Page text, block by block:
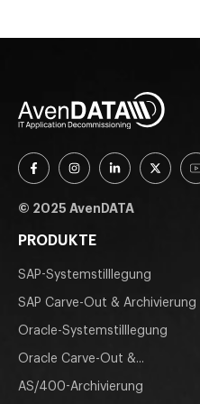
© 2025 AvenDATA
PRODUKTE
SAP-Systemstilllegung
SAP Carve-Out & Archivierung
Oracle-Systemstilllegung
Oracle Carve-Out &...
AS/400-Archivierung